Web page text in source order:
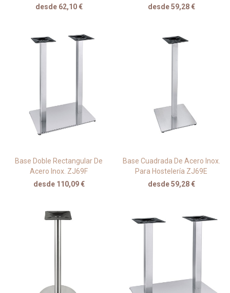
desde 62,10 € desde 59,28 €
Base Doble Rectangular De
Acero Inox. ZJ69F
desde 110,09 €
Base Cuadrada De Acero Inox.
Para Hostelería ZJ69E
desde 59,28 €